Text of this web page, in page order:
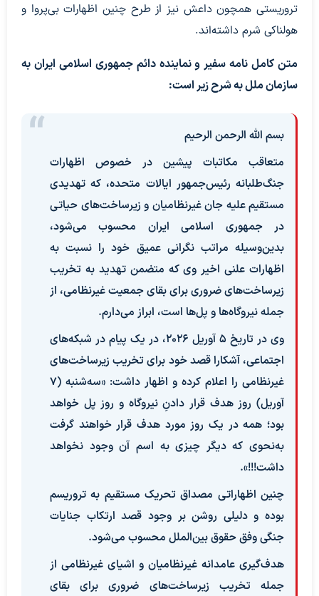
تروریستی همچون داعش نیز از طرح چنین اظهارات بی‌پروا و
هولناکی شرم داشته‌اند.
متن کامل نامه سفیر و نماینده دائم جمهوری اسلامی ایران به
سازمان ملل به شرح زیر است:
بسم الله الرحمن الرحیم
متعاقب مکاتبات پیشین در خصوص اظهارات
جنگ‌طلبانه رئیس‌جمهور ایالات متحده، که تهدیدی
مستقیم علیه جان غیرنظامیان و زیرساخت‌های حیاتی
در جمهوری اسلامی ایران محسوب می‌شود،
بدین‌وسیله مراتب نگرانی عمیق خود را نسبت به
اظهارات علنی اخیر وی که متضمن تهدید به تخریب
زیرساخت‌های ضروری برای بقای جمعیت غیرنظامی، از
جمله نیروگاه‌ها و پل‌ها است، ابراز می‌دارم.
وی در تاریخ ۵ آوریل ۲۰۲۶، در یک پیام در شبکه‌های
اجتماعی، آشکارا قصد خود برای تخریب زیرساخت‌های
غیرنظامی را اعلام کرده و اظهار داشت: «سه‌شنبه (۷
آوریل) روز هدف قرار دادنِ نیروگاه و روز پل خواهد
بود؛ همه در یک روز مورد هدف قرار خواهند گرفت
به‌نحوی که دیگر چیزی به اسم آن وجود نخواهد
داشت!!!».
چنین اظهاراتی مصداق تحریک مستقیم به تروریسم
بوده و دلیلی روشن بر وجود قصد ارتکاب جنایات
جنگی وفق حقوق بین‌الملل محسوب می‌شود.
هدف‌گیری عامدانه غیرنظامیان و اشیای غیرنظامی از
جمله تخریب زیرساخت‌های ضروری برای بقای